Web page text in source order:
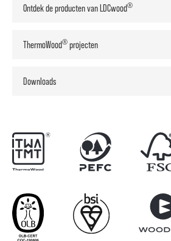
Ontdek de producten van LDCwood®
ThermoWood® projecten
Downloads